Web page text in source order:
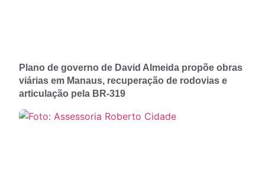
Plano de governo de David Almeida propõe obras
viárias em Manaus, recuperação de rodovias e
articulação pela BR-319